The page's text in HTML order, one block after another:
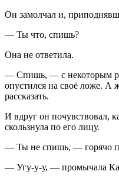
Он замолчал и,
— Ты что, спишь?
Она не ответила.
— Спишь, — с некоторым
опустился на своё ложе. А
рассказать.
И вдруг он почувствовал,
скользнула по его лицу.
— Ты не спишь, — горячо
— Угу-у-у, — промычала